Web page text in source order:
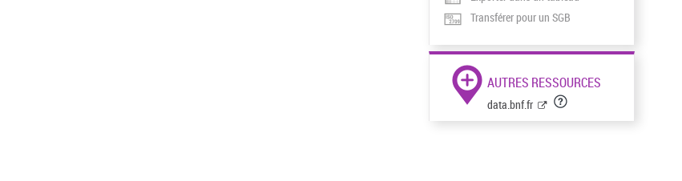
Transférer pour un SGB
AUTRES RESSOURCES
data.bnf.fr